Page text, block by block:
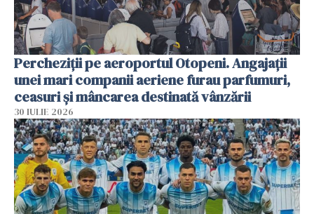
Percheziții pe aeroportul Otopeni. Angajații
unei mari companii aeriene furau parfumuri,
ceasuri și mâncarea destinată vânzării
30 IULIE 2026